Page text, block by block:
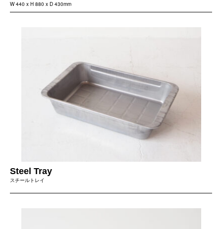
W 440 x H 880 x D 430mm
Steel Tray
スチールトレイ